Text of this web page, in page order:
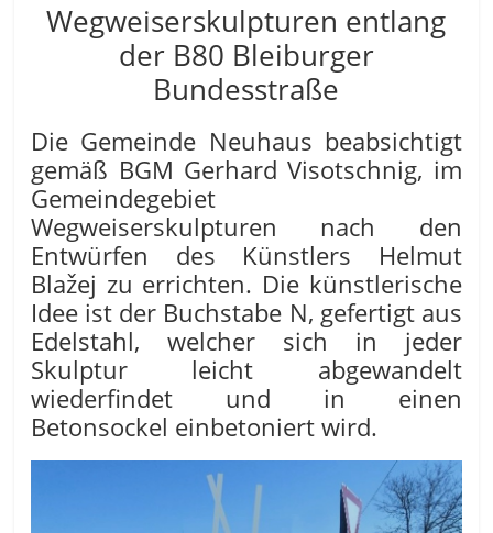
Wegweiserskulpturen entlang
der B80 Bleiburger
Bundesstraße
Die Gemeinde Neuhaus beabsichtigt
gemäß BGM Gerhard Visotschnig, im
Gemeindegebiet
Wegweiserskulpturen nach den
Entwürfen des Künstlers Helmut
Blažej zu errichten. Die künstlerische
Idee ist der Buchstabe N, gefertigt aus
Edelstahl, welcher sich in jeder
Skulptur leicht abgewandelt
wiederfindet und in einen
Betonsockel einbetoniert wird.